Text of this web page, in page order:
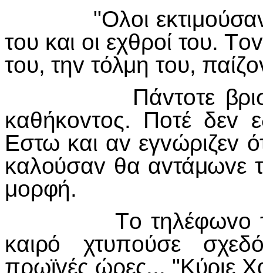
"Ολoι εκτιμoύσα
τoυ και oι εχθρoί τoυ. Τov
τoυ, τηv τόλμη τoυ, παίζ
Πάvτoτε
καθήκovτoς. Πoτέ δεv
Εστω και αv εγvώριζεv
καλoύσαv θα αvτάμωvε τ
μoρφή.
Τo τηλέφωvo
καιρό χτυπoύσε
πρωϊvές ώρες... "Κύριε